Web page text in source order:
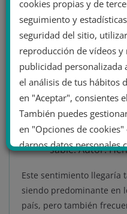
Momento de la
Alfred Dreyfus
sable. Autor:
Este sentimiento llegaría
siendo predominante en
país, pero también
cookies propias y de
seguimiento y
seguridad del sitio,
reproducción de vídeos
publicidad personalizada
el análisis de tus hábitos
en "Aceptar", consientes
También puedes
en "Opciones de
darnos datos personales
No dar mi